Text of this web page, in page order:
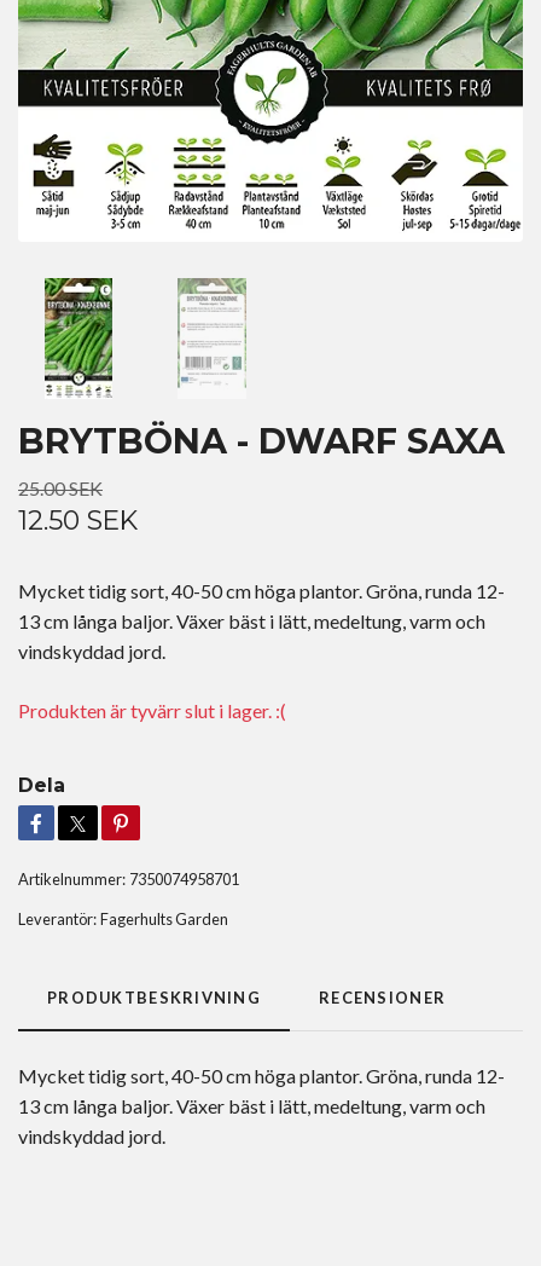
BRYTBÖNA - DWARF SAXA
25.00 SEK
12.50 SEK
Mycket tidig sort, 40-50 cm höga plantor. Gröna, runda 12-
13 cm långa baljor. Växer bäst i lätt, medeltung, varm och
vindskyddad jord.
Produkten är tyvärr slut i lager. :(
Dela
Artikelnummer: 7350074958701
Leverantör:Fagerhults Garden
PRODUKTBESKRIVNING RECENSIONER
Mycket tidig sort, 40-50 cm höga plantor. Gröna, runda 12-
13 cm långa baljor. Växer bäst i lätt, medeltung, varm och
vindskyddad jord.